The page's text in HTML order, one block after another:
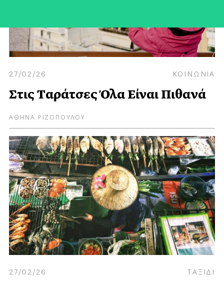
27/02/26 ΚΟΙΝΩΝΙΑ
Στις Tαράτσες Όλα Είναι Πιθανά
ΑΘΗΝΑ ΡΙΖΟΠΟΥΛΟΥ
27/02/26 ΤΑΞΙΔΙ